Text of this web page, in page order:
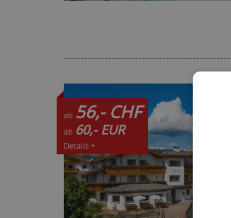
ab 56,- CHF
ab 60,- EUR
Details +